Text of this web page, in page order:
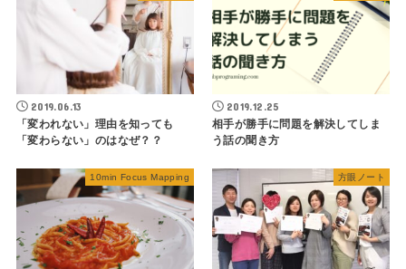
2019.06.13
「変われない」理由を知っても
「変わらない」のはなぜ？？
2019.12.25
相手が勝手に問題を解決してしま
う話の聞き方
10min Focus Mapping 方眼ノート